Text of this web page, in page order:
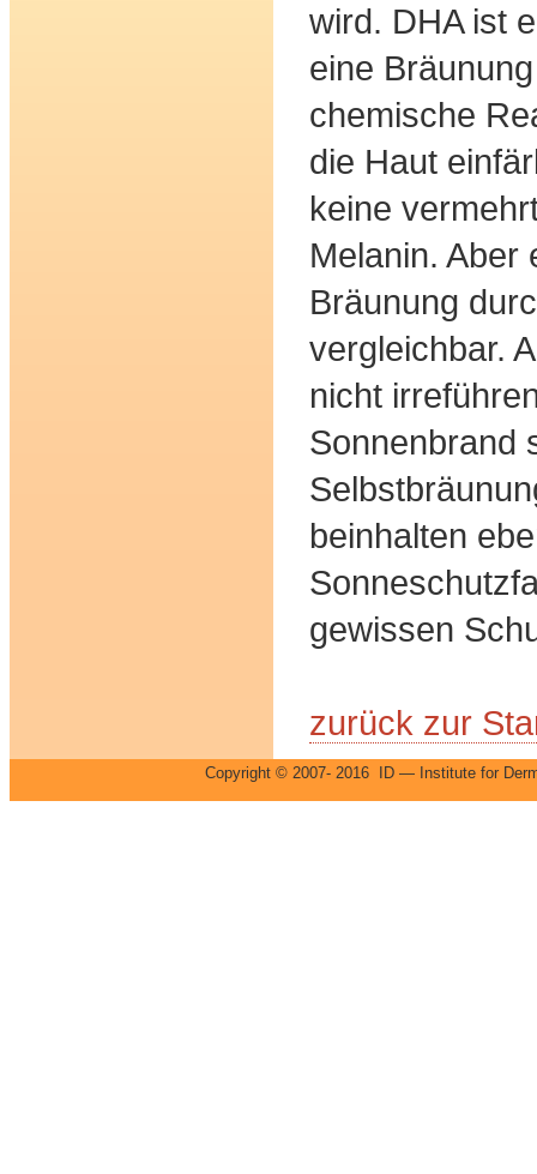
wird. DHA ist
eine
chemische
die Haut
keine
Melanin. Aber
Bräunung
vergleichbar.
nicht
Sonnenbrand
beinhalten
gewissen
zurück zur
Copyright © 2007- 2016 ID — Institute for